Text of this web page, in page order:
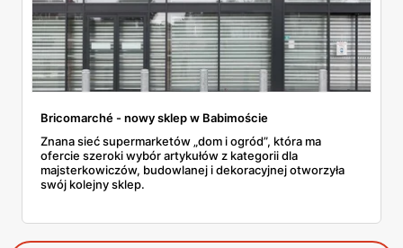
Bricomarché - nowy sklep w Babimoście
Znana sieć supermarketów „dom i ogród”, która ma
ofercie szeroki wybór artykułów z kategorii dla
majsterkowiczów, budowlanej i dekoracyjnej otworzyła
swój kolejny sklep.